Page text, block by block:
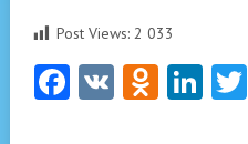
Post Views: 2 033
Facebook
VK